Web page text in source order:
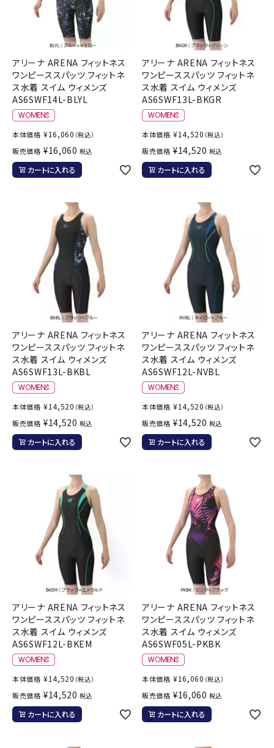
アリーナ ARENA フィットネス
ワンピーススパッツ フィットネ
ス水着 スイム ウィメンズ
AS6SWF14L-BLYL
本体価格 ¥16,060 （税込）
販売価格 ¥16,060 税込
カートに入れる
アリーナ ARENA フィットネス
ワンピーススパッツ フィットネ
ス水着 スイム ウィメンズ
AS6SWF13L-BKGR
本体価格 ¥14,520 （税込）
販売価格 ¥14,520 税込
カートに入れる
アリーナ ARENA フィットネス
ワンピーススパッツ フィットネ
ス水着 スイム ウィメンズ
AS6SWF13L-BKBL
本体価格 ¥14,520 （税込）
販売価格 ¥14,520 税込
カートに入れる
アリーナ ARENA フィットネス
ワンピーススパッツ フィットネ
ス水着 スイム ウィメンズ
AS6SWF12L-NVBL
本体価格 ¥14,520 （税込）
販売価格 ¥14,520 税込
カートに入れる
アリーナ ARENA フィットネス
ワンピーススパッツ フィットネ
ス水着 スイム ウィメンズ
AS6SWF12L-BKEM
本体価格 ¥14,520 （税込）
販売価格 ¥14,520 税込
カートに入れる
アリーナ ARENA フィットネス
ワンピーススパッツ フィットネ
ス水着 スイム ウィメンズ
AS6SWF05L-PKBK
本体価格 ¥16,060 （税込）
販売価格 ¥16,060 税込
カートに入れる